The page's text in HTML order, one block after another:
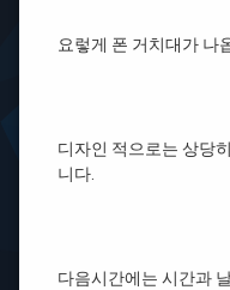
요렇게 폰 거치대가 나
디자인 적으로는 상당
니다.
다음시간에는 시간과